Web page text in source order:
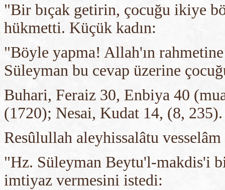
"Bir bıçak getirin, çocuğu ikiye
hükmetti. Küçük kadın:
"Böyle yapma! Allah'ın
Süleyman bu cevap üzerine
Buhari, Feraiz 30, Enbiya 40
(1720); Nesai, Kudat 14, (8, 235).
Resûlullah aleyhissalâtu
"Hz. Süleyman Beytu'l-makdis'i
imtiyaz vermesini istedi: